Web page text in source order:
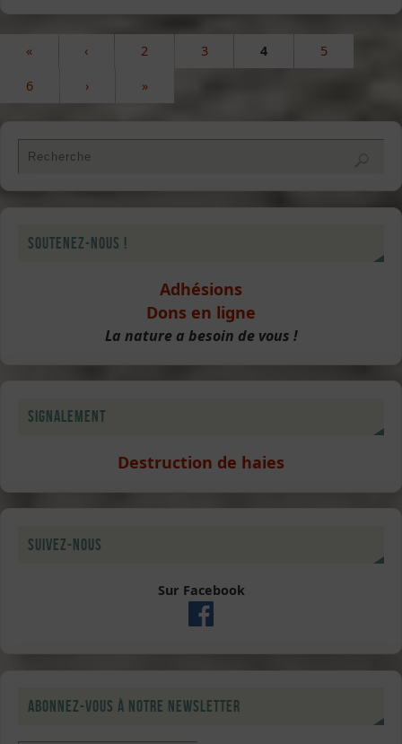
« ‹ 2 3 4 5
6 › »
Soutenez-nous !
Adhésions
Dons en ligne
La nature a besoin de vous !
Signalement
Destruction de haies
Suivez-nous
Sur Facebook
Abonnez-vous à notre newsletter